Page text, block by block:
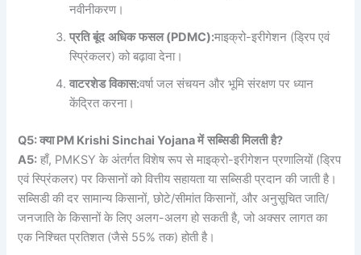
नवीनीकरण।
प्रति बूंद अधिक फसल(PDMC):माइक्रो-इरीगेशन (ड्रिप एवं
स्प्रिंकलर) को बढ़ावा देना।
वाटरशेड विकास:वर्षा जल संचयन और भूमि संरक्षण पर ध्यान
केंद्रित करना।
Q5:क्याPM Krishi Sinchai Yojanaमें सब्सिडी मिलती है?
A5: हाँ, PMKSY के अंतर्गत विशेष रूप से माइक्रो-इरीगेशन प्रणालियों (ड्रिप
एवं स्प्रिंकलर) पर किसानों को वित्तीय सहायता या सब्सिडी प्रदान की जाती है।
सब्सिडी की दर सामान्य किसानों, छोटे/सीमांत किसानों, और अनुसूचित जाति/
जनजाति के किसानों के लिए अलग-अलग हो सकती है, जो अक्सर लागत का
एक निश्चित प्रतिशत (जैसे 55% तक) होती है।